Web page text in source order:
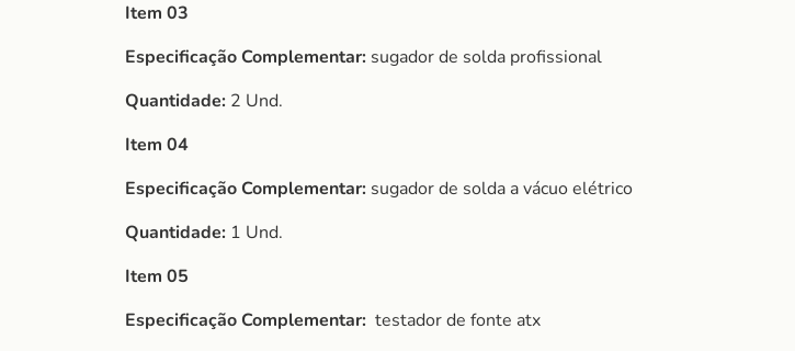
Item 03
Especificação Complementar: sugador de solda profissional
Quantidade: 2 Und.
Item 04
Especificação Complementar: sugador de solda a vácuo elétrico
Quantidade: 1 Und.
Item 05
Especificação Complementar: testador de fonte atx